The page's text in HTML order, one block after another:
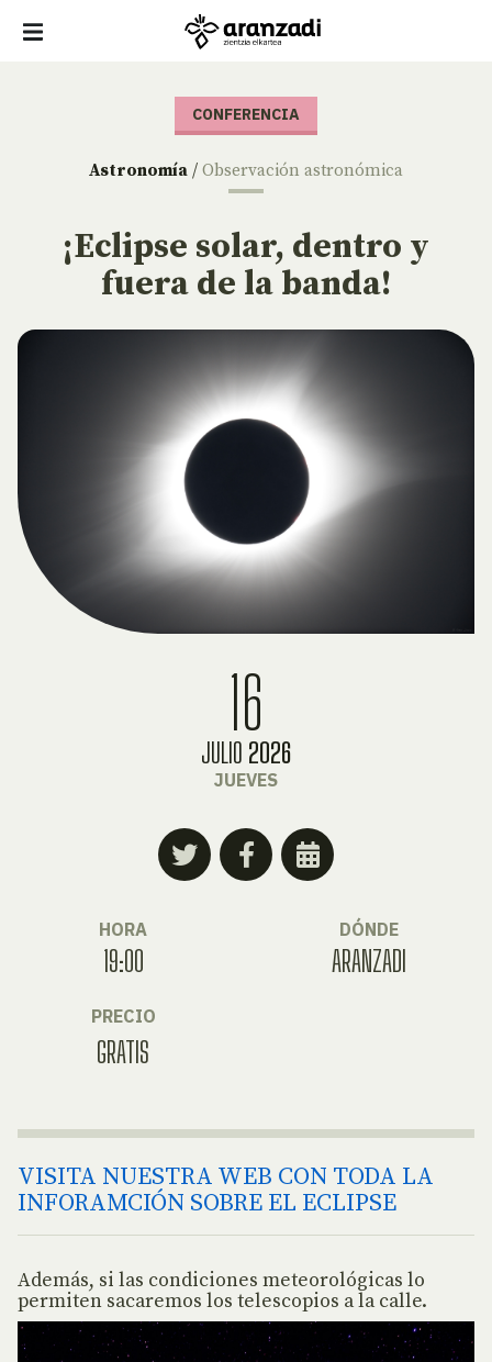
CONFERENCIA
Astronomía / Observación astronómica
¡Eclipse solar, dentro y
fuera de la banda!
16
JULIO 2026
JUEVES
HORA
19:00
DÓNDE
ARANZADI
PRECIO
GRATIS
VISITA NUESTRA WEB CON TODA LA
INFORAMCIÓN SOBRE EL ECLIPSE
Además, si las condiciones meteorológicas lo
permiten sacaremos los telescopios a la calle.